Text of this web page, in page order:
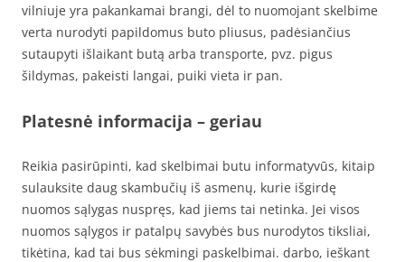
vilniuje yra pakankamai brangi, dėl to nuomojant skelbime
verta nurodyti papildomus buto pliusus, padėsiančius
sutaupyti išlaikant butą arba transporte, pvz. pigus
šildymas, pakeisti langai, puiki vieta ir pan.
Platesnė informacija – geriau
Reikia pasirūpinti, kad skelbimai butu informatyvūs, kitaip
sulauksite daug skambučių iš asmenų, kurie išgirdę
nuomos sąlygas nuspręs, kad jiems tai netinka. Jei visos
nuomos sąlygos ir patalpų savybės bus nurodytos tiksliai,
tikėtina, kad tai bus sėkmingi paskelbimai. darbo, ieškant